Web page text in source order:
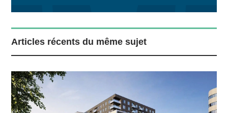
Articles récents du même sujet